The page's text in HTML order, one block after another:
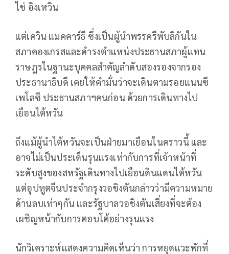
ไช่ อิงเหวิน
แต่เควิน แมคคาร์ธี ซึ่งเป็นผู้นำพรรครีพับลิกันใน
สภาคองเกรสและดำรงตำแหน่งประธานสภาผู้แทน
ราษฎรในฐานะบุคคลสำคัญลำดับสองรองจากรอง
ประธานาธิบดี เคยให้คำมั่นว่าจะเดินตามรอยแนนซี
เพโลซี ประธานสภาฯคนก่อน ด้วยการเดินทางไป
เยือนไต้หวัน
ถึงแม้ผู้นำไต้หวันจะเป็นฝ่ายมาเยือนในคราวนี้ และ
อาจไม่เป็นประเด็นรุนแรงเท่ากับการที่เจ้าหน้าที่
ระดับสูงของสหรัฐเดินทางไปเยือนดินแดนไต้หวัน
แต่อุปทูตจีนประจำกรุงวอชิงตันกล่าวว่ามีความหมาย
ด้านลบเท่าๆกัน และรัฐบาลวอชิงตันเสี่ยงที่จะต้อง
เผชิญหน้ากับการตอบโต้อย่างรุนแรง
นักวิเคราะห์แสดงความคิดเห็นว่า การหยุดแวะพักที่